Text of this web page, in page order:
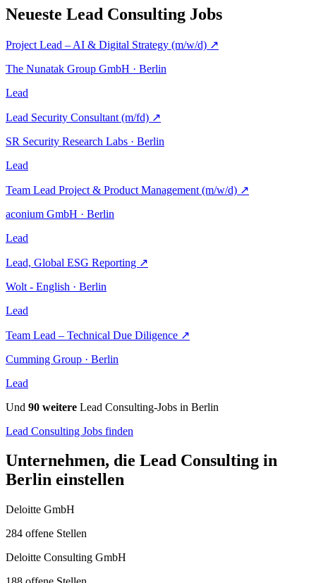
Neueste Lead Consulting Jobs
Project Lead – AI & Digital Strategy (m/w/d) ↗
The Nunatak Group GmbH · Berlin
Lead
Lead Security Consultant (m/fd) ↗
SR Security Research Labs · Berlin
Lead
Team Lead Project & Product Management (m/w/d) ↗
aconium GmbH · Berlin
Lead
Lead, Global ESG Reporting ↗
Wolt - English · Berlin
Lead
Team Lead – Technical Due Diligence ↗
Cumming Group · Berlin
Lead
Und 90 weitere Lead Consulting-Jobs in Berlin
Lead Consulting Jobs finden
Unternehmen, die Lead Consulting in
Berlin einstellen
Deloitte GmbH
284 offene Stellen
Deloitte Consulting GmbH